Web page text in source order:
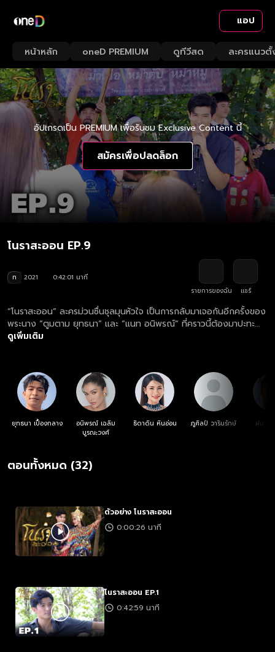
แอป
หน้าหลัก oneD PREMIUM ดูทีวีสด ละครแนวตั้
อัปเกรดเป็น PREMIUM เพื่อรับชม Exclusive Content นี้
สมัครเพื่อปลดล็อก
โนราสะออน EP.9
ท 2021
0:42:01 นาที
รายการของฉัน
แชร์
“โนราสะออน” ละครม่วนซื่นชุลมุนหัวใจ เป็นการกลับมาเจอกันอีกครั้งของ
พระนาง “ตูมตาม ยุทธนา” และ “แนท อนิพรณ์” ที่คราวนี้ต้องมาปะทะ
คารมเป็นคู่กัดกันอย่างเผ็ดมันส์!... เมื่อสาวใต้ตาคมแฝงตัวเข้าไปใน
บังเกิด!
ดูเพิ่มเติม
ยุทธนา เปื้องกลาง
อนิพรณ์ เฉลิม
บูรณะวงศ์
ธิดาดิน หินอ่อน ภูศิลป์ วารินรักษ์ ฝน ธ
ตอนทั้งหมด (32)
ตัวอย่าง โนราสะออน
0:00:26 นาที
โนราสะออน EP.1
0:42:59 นาที